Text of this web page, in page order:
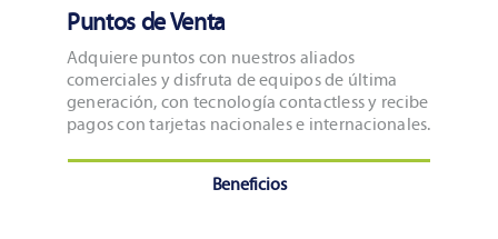
Puntos de Venta
Adquiere puntos con nuestros aliados
comerciales y disfruta de equipos de última
generación, con tecnología contactless y recibe
pagos con tarjetas nacionales e internacionales.
Beneficios